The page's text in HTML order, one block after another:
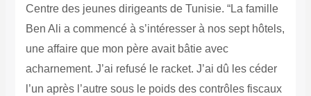
Centre des jeunes dirigeants de Tunisie. “La famille
Ben Ali a commencé à s’intéresser à nos sept hôtels,
une affaire que mon père avait bâtie avec
acharnement. J’ai refusé le racket. J’ai dû les céder
l’un après l’autre sous le poids des contrôles fiscaux